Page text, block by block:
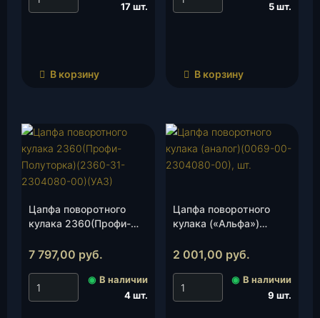
17 шт.
В корзину
5 шт.
В корзину
Цапфа поворотного
кулака 2360(Профи-
2304080-00)(УАЗ), шт.
7 797,00 руб.
◉ В наличии
4 шт.
Цапфа поворотного
кулака («Альфа»)
00), шт.
2 001,00 руб.
◉ В наличии
9 шт.